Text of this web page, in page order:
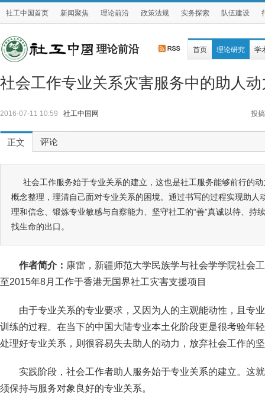
社工中国首页 新闻聚焦 理论前沿 政策法规 实务探索 队伍建设
理论前沿 首页 理论研究 学
社会工作专业关系灾害服务中的助人
2016-07-11 10:59 社工中国网 投搞
正文 评论
社会工作服务始于专业关系的建立，这也是社工服务能够前行的
概念整理，理清自己面对专业关系的困境。通过书写的过程实现助人
理和信念、锻炼专业敏感与自察能力、坚守社工的“善”真诚以待、持
找生命的出口。
作者简介： 康雷，新疆师范大学民族学与社会学学院社会
至2015年8月工作于香港无国界社工灾害支援项目
由于专业关系的专业要求，又因为人的主观能动性，且专
训练的过程。在当下的中国大陆专业本土化阶段更是很考验年
处理好专业关系，则很容易失去助人的动力，放弃社会工作的
实践阶段，社会工作者助人服务始于专业关系的建立。这
须保持与服务对象良好的专业关系。